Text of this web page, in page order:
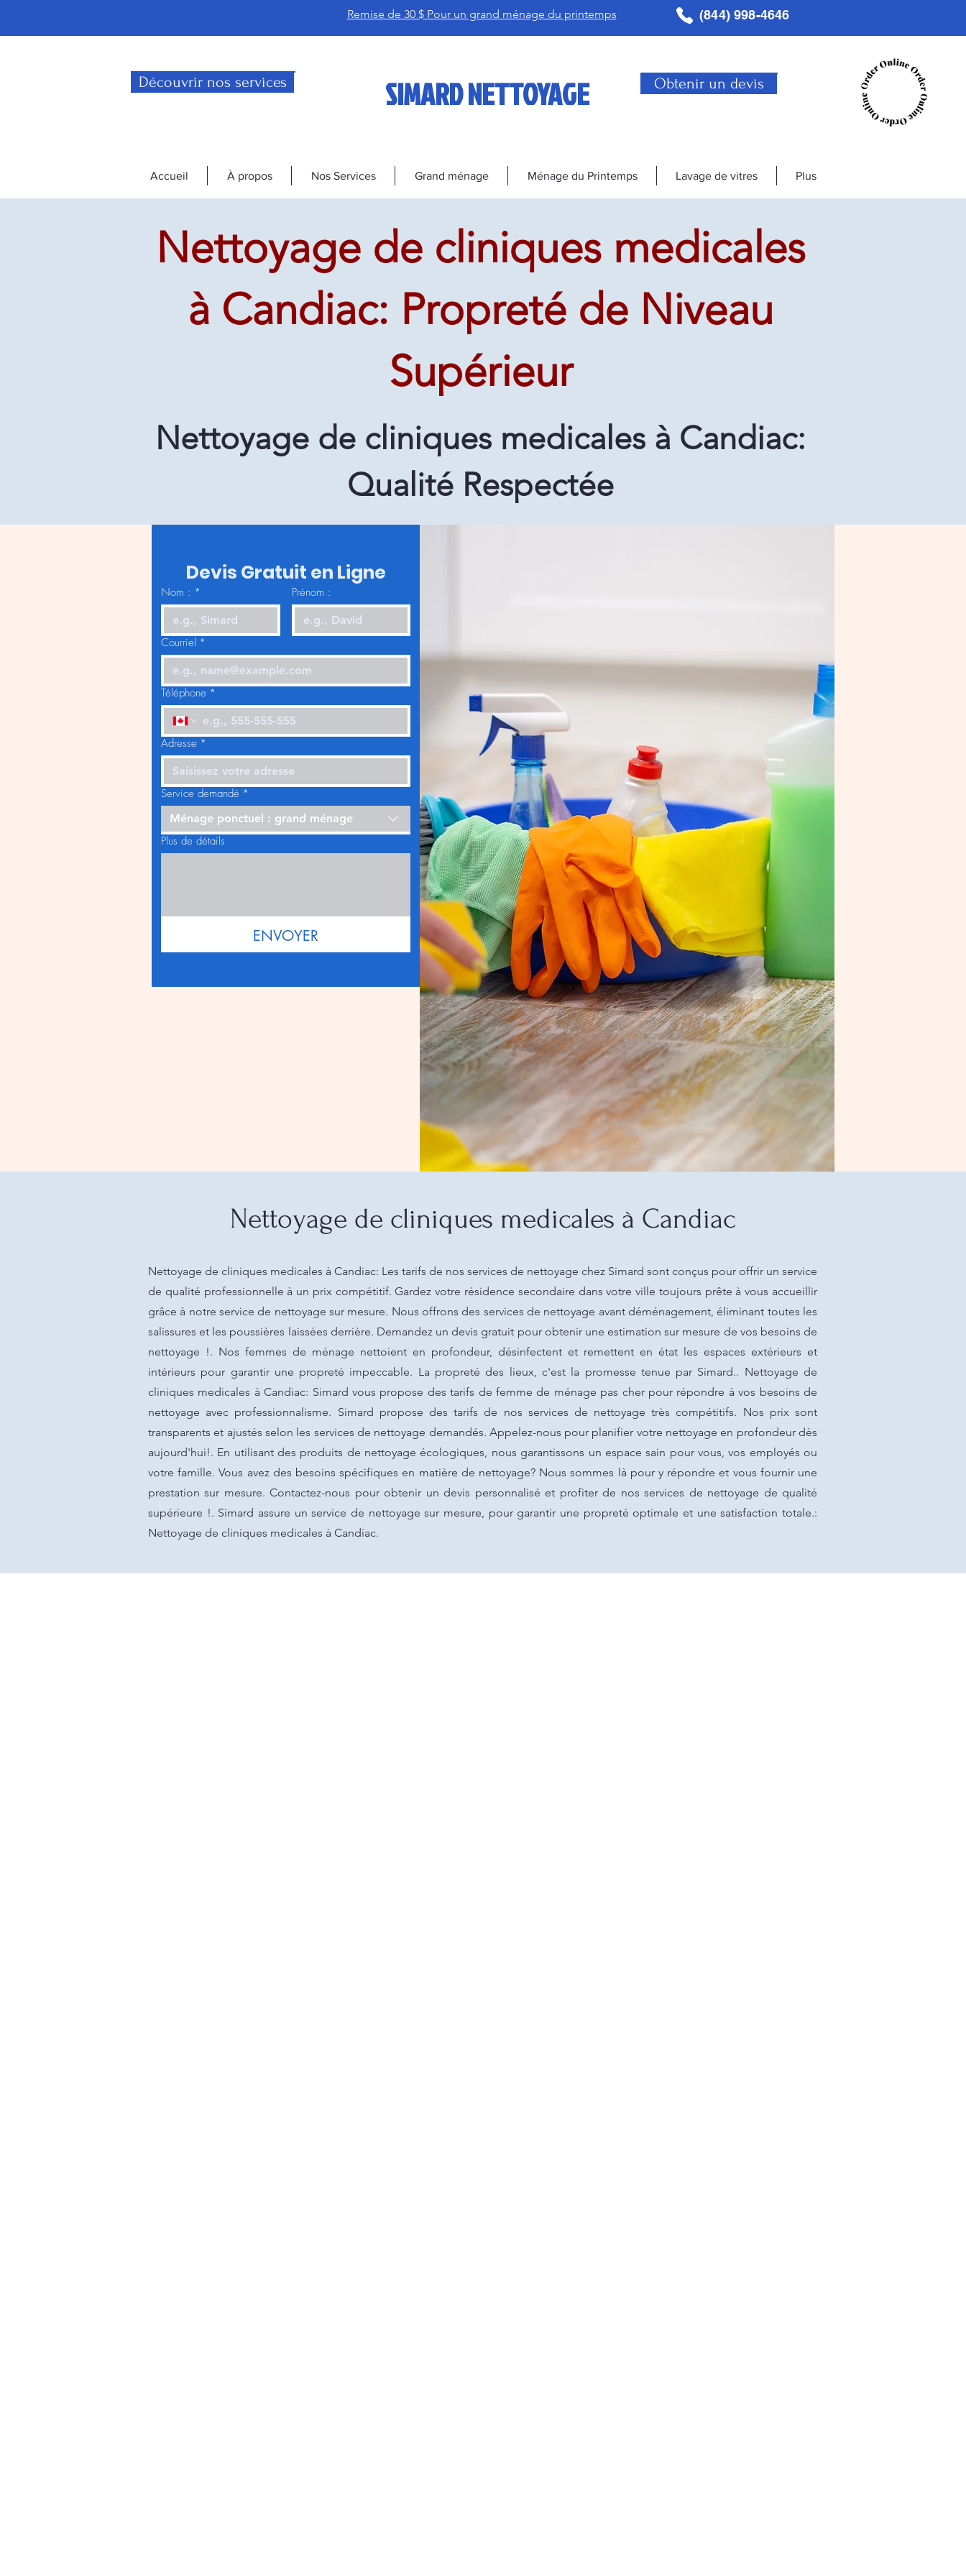
Remise de 30 $ Pour un grand ménage du printemps (844) 998-4646
Découvrir nos services SIMARD NETTOYAGE Obtenir un devis
Accueil À propos Nos Services Grand ménage Ménage du Printemps Lavage de vitres Plus
Nettoyage de cliniques medicales
à Candiac: Propreté de Niveau
Supérieur
Nettoyage de cliniques medicales à Candiac:
Qualité Respectée
Devis Gratuit en Ligne
Nom : * Prénom :
Courriel *
Téléphone *
Adresse *
Service demandé *
Ménage ponctuel : grand ménage
Plus de détails
ENVOYER
Nettoyage de cliniques medicales à Candiac
Nettoyage de cliniques medicales à Candiac: Les tarifs de nos services de nettoyage chez Simard sont conçus pour offrir un service
de qualité professionnelle à un prix compétitif. Gardez votre résidence secondaire dans votre ville toujours prête à vous accueillir
grâce à notre service de nettoyage sur mesure. Nous offrons des services de nettoyage avant déménagement, éliminant toutes les
salissures et les poussières laissées derrière. Demandez un devis gratuit pour obtenir une estimation sur mesure de vos besoins de
nettoyage !. Nos femmes de ménage nettoient en profondeur, désinfectent et remettent en état les espaces extérieurs et
intérieurs pour garantir une propreté impeccable. La propreté des lieux, c'est la promesse tenue par Simard.. Nettoyage de
cliniques medicales à Candiac: Simard vous propose des tarifs de femme de ménage pas cher pour répondre à vos besoins de
nettoyage avec professionnalisme. Simard propose des tarifs de nos services de nettoyage très compétitifs. Nos prix sont
transparents et ajustés selon les services de nettoyage demandés. Appelez-nous pour planifier votre nettoyage en profondeur dès
aujourd'hui!. En utilisant des produits de nettoyage écologiques, nous garantissons un espace sain pour vous, vos employés ou
votre famille. Vous avez des besoins spécifiques en matière de nettoyage? Nous sommes là pour y répondre et vous fournir une
prestation sur mesure. Contactez-nous pour obtenir un devis personnalisé et profiter de nos services de nettoyage de qualité
supérieure !. Simard assure un service de nettoyage sur mesure, pour garantir une propreté optimale et une satisfaction totale.:
Nettoyage de cliniques medicales à Candiac.